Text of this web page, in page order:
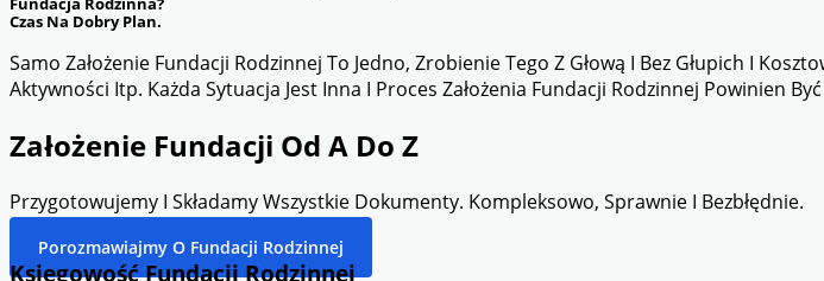
Czas Na Dobry Plan.
Samo Założenie Fundacji Rodzinnej To Jedno, Zrobienie Tego Z Głową I Bez Głupich I
Aktywności Itp. Każda Sytuacja Jest Inna I Proces Założenia Fundacji Rodzinnej Powinien
Założenie Fundacji Od A Do Z
Przygotowujemy I Składamy Wszystkie Dokumenty. Kompleksowo, Sprawnie I Bezbłędnie.
Porozmawiajmy O Fundacji Rodzinnej
Księgowość Fundacji Rodzinnej